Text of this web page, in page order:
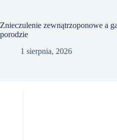
Znieczulenie zewnątrzoponowe a
porodzie
1 sierpnia, 2026